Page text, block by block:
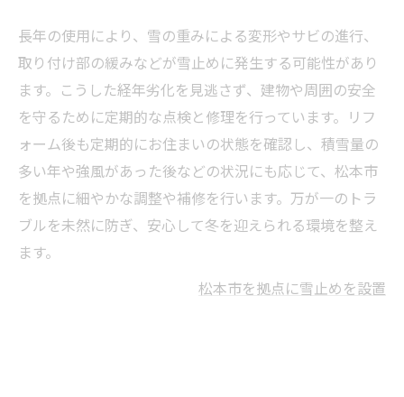
長年の使用により、雪の重みによる変形やサビの進行、
取り付け部の緩みなどが雪止めに発生する可能性があり
ます。こうした経年劣化を見逃さず、建物や周囲の安全
を守るために定期的な点検と修理を行っています。リフ
ォーム後も定期的にお住まいの状態を確認し、積雪量の
多い年や強風があった後などの状況にも応じて、松本市
を拠点に細やかな調整や補修を行います。万が一のトラ
ブルを未然に防ぎ、安心して冬を迎えられる環境を整え
ます。
松本市を拠点に雪止めを設置